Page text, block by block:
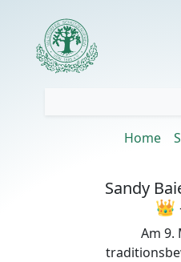
Home
Sandy
👑
Am 9.